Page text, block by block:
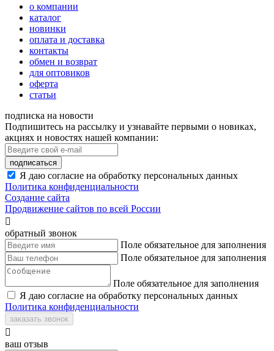
о компании
каталог
новинки
оплата и доставка
контакты
обмен и возврат
для оптовиков
оферта
статьи
подписка на новости
Подпишитесь на рассылку и узнавайте первыми о новиках,
акциях и новостях нашей компании:
подписаться
Я даю согласие на обработку персональных данных
Политика конфиденциальности
Создание сайта
Продвижение сайтов по всей России

обратный звонок
Поле обязательное для заполнения
Поле обязательное для заполнения
Поле обязательное для заполнения
Я даю согласие на обработку персональных данных
Политика конфиденциальности
заказать звонок

ваш отзыв